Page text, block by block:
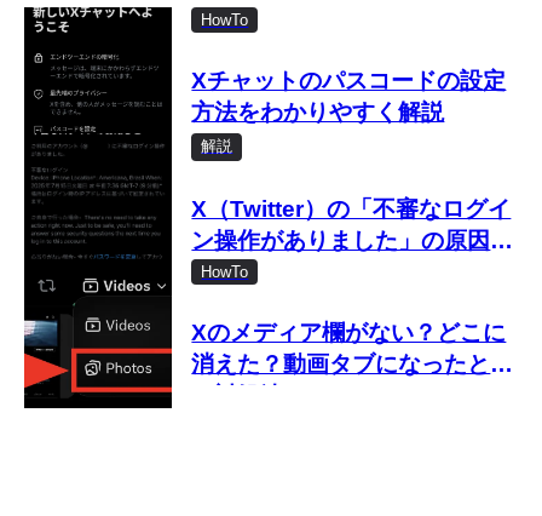
HowTo
Xチャットのパスコードの設定
方法をわかりやすく解説
解説
X（Twitter）の「不審なログイ
ン操作がありました」の原因と
対処法
HowTo
Xのメディア欄がない？どこに
消えた？動画タブになったとき